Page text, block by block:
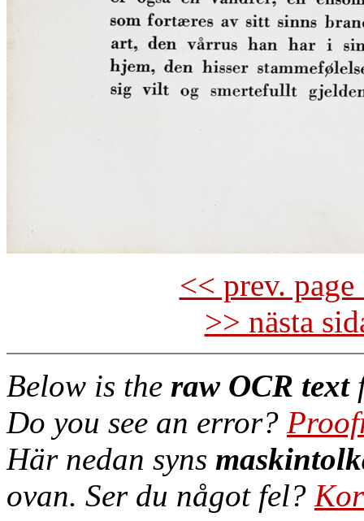
<< prev.
>> nästa
Below is the raw OCR text
Do you see an error?
Här nedan syns
ovan. Ser du något fel?